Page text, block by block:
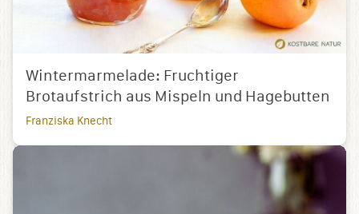
Wintermarmelade: Fruchtiger
Brotaufstrich aus Mispeln und Hagebutten
Franziska Knecht